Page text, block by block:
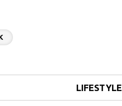
LIFESTYLE